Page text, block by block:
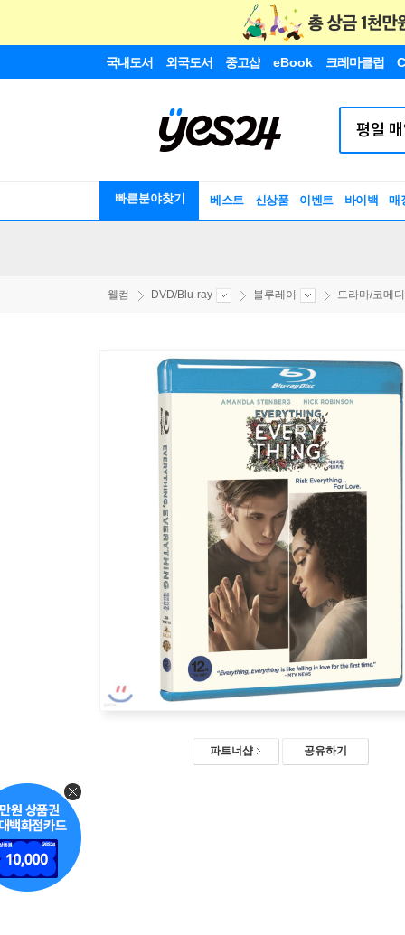
국내도서 외국도서 중고샵 eBook 크레마클럽
빠른분야찾기 베스트 신상품 이벤트 바이백 매
웰컴 DVD/Blu-ray 블루레이 드라마/코메
파트너샵 공유하기